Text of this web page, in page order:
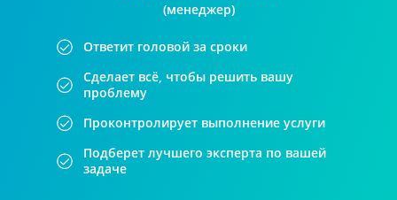
(менеджер)
Ответит головой за сроки
Сделает всё, чтобы решить вашу
проблему
Проконтролирует выполнение услуги
Подберет лучшего эксперта по вашей
задаче